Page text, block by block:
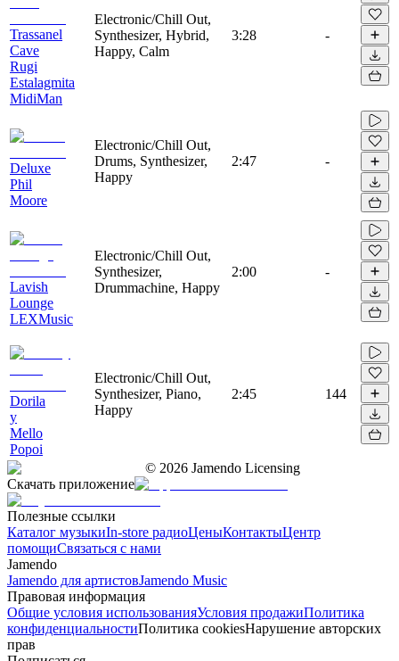
Trassanel
Cave
Rugi
Estalagmita
MidiMan
Electronic/Chill Out,
Synthesizer, Hybrid,
Happy, Calm
3:28 -
Deluxe
Phil
Moore
Electronic/Chill Out,
Drums, Synthesizer,
Happy
2:47 -
Lavish
Lounge
LEXMusic
Electronic/Chill Out,
Synthesizer,
Drummachine, Happy
2:00 -
Dorila
y
Mello
Popoi
Electronic/Chill Out,
Synthesizer, Piano,
Happy
2:45 144
© 2026 Jamendo Licensing
Скачать приложение
Полезные ссылки
Каталог музыкиIn-store радиоЦеныКонтактыЦентр
помощиСвязаться с нами
Jamendo
Jamendo для артистовJamendo Music
Правовая информация
Общие условия использованияУсловия продажиПолитика
конфиденциальностиПолитика cookiesНарушение авторских
прав